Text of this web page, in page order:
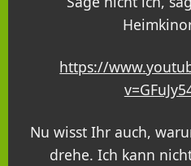
https://
Nu wisst Ihr auch,
drehe. Ich kann